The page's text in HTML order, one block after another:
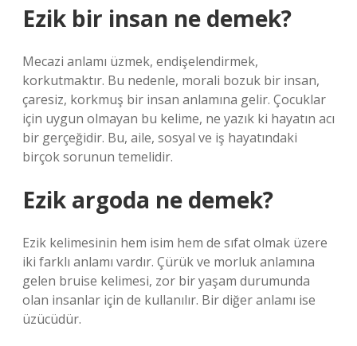
Ezik bir insan ne demek?
Mecazi anlamı üzmek, endişelendirmek,
korkutmaktır. Bu nedenle, morali bozuk bir insan,
çaresiz, korkmuş bir insan anlamına gelir. Çocuklar
için uygun olmayan bu kelime, ne yazık ki hayatın acı
bir gerçeğidir. Bu, aile, sosyal ve iş hayatındaki
birçok sorunun temelidir.
Ezik argoda ne demek?
Ezik kelimesinin hem isim hem de sıfat olmak üzere
iki farklı anlamı vardır. Çürük ve morluk anlamına
gelen bruise kelimesi, zor bir yaşam durumunda
olan insanlar için de kullanılır. Bir diğer anlamı ise
üzücüdür.